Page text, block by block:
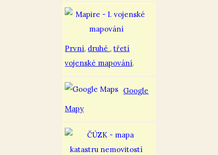
První, druhé ,třetí
vojenské mapování.
Google
Mapy